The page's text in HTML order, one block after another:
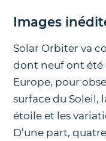
Images
Solar Orbiter va
dont neuf ont été
Europe, pour
surface du Soleil,
étoile et les
D’une part,